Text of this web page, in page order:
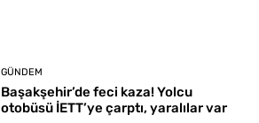
GÜNDEM
Başakşehir’de feci kaza! Yolcu
otobüsü İETT’ye çarptı, yaralılar var